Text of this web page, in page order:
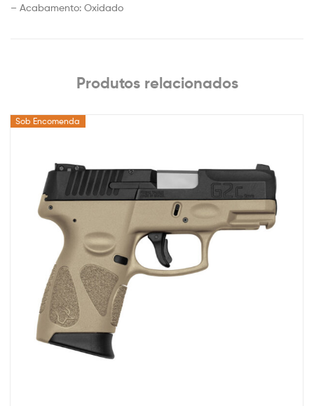
– Acabamento: Oxidado
Produtos relacionados
Sob Encomenda